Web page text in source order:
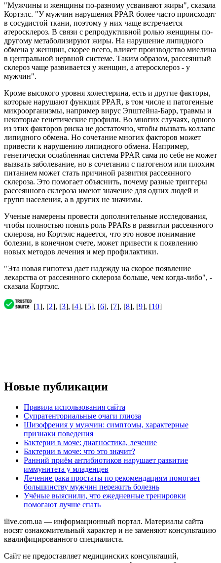
"Мужчины и женщины по-разному усваивают жиры", сказала
Кортэлс. "У мужчин нарушения PPAR более часто происходят
в сосудистой ткани, поэтому у них чаще встречается
атеросклероз. В связи с репродуктивной ролью женщины по-
другому метаболизируют жиры. На нарушение липидного
обмена у женщин, скорее всего, влияет производство миелина
в центральной нервной системе. Таким образом, рассеянный
склероз чаще развивается у женщин, а атеросклероз - у
мужчин".
Кроме высокого уровня холестерина, есть и другие факторы,
которые нарушают функция PPAR, в том числе и патогенные
микроорганизмы, например вирус Эпштейна-Барр, травмы и
некоторые генетические профили. Во многих случаях, одного
из этих факторов риска не достаточно, чтобы вызвать коллапс
липидного обмена. Но сочетание многих факторов может
привести к нарушению липидного обмена. Например,
генетически ослабленная система PPAR сама по себе не может
вызвать заболевание, но в сочетании с патогеном или плохим
питанием может стать причиной развития рассеянного
склероза. Это помогает объяснить, почему разные триггеры
рассеянного склероза имеют значение для одних людей и
групп населения, а в других не значимы.
Ученые намерены провести дополнительные исследования,
чтобы полностью понять роль PPARs в развитии рассеянного
склероза, но Кортэлс надеется, что это новое понимание
болезни, в конечном счете, может привести к появлению
новых методов лечения и мер профилактики.
"Эта новая гипотеза дает надежду на скорое появление
лекарства от рассеянного склероза больше, чем когда-либо", -
сказала Кортэлс.
[1], [2], [3], [4], [5], [6], [7], [8], [9], [10]
Новые публикации
Правила использования сайта
Супратенториальные очаги глиоза
Шизофрения у мужчин: симптомы, характерные
признаки поведения
Бактерии в моче: диагностика, лечение
Бактерии в моче: что это значит?
Ранний приём антибиотиков нарушает развитие
иммунитета у младенцев
Лечение рака простаты по рекомендациям помогает
большинству мужчин пережить болезнь
Учёные выяснили, что ежедневные тренировки
помогают лучше спать
ilive.com.ua — информационный портал. Материалы сайта
носят ознакомительный характер и не заменяют консультацию
квалифицированного специалиста.
Сайт не предоставляет медицинских консультаций,